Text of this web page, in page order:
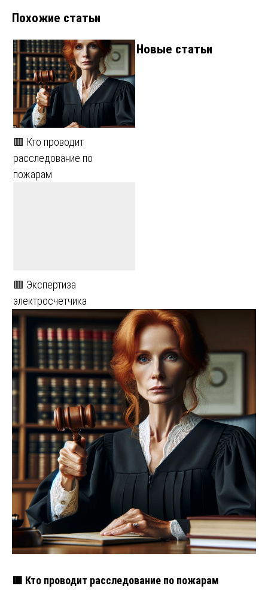
Похожие статьи
🟥 Кто проводит
расследование по
пожарам
🟥 Экспертиза
электросчетчика
Новые статьи
🟥 Кто проводит расследование по пожарам